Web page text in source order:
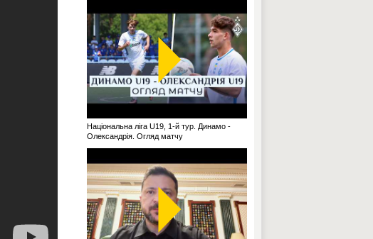
Національна ліга U19, 1-й тур. Динамо -
Олександрія. Огляд матчу